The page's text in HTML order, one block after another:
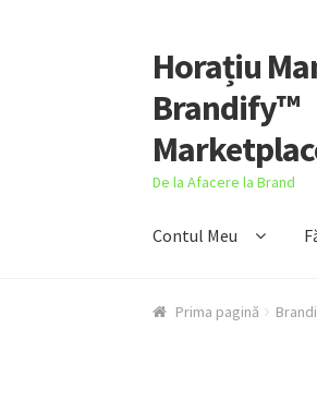
Sari
la
navigare
Sari
la
conținut
Horațiu
Brandify™
De la Afacere la Brand
Contul Meu
Prima pagină